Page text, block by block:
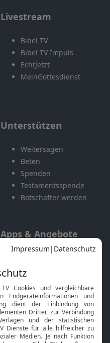
Livestream
Bibel TV
Bibel TV Impuls
EchtJetzt
MeinGottesdienst
Unterstützen
Weitersagen
Beten
Spenden
Testamentsspende
Botschafter werden
Apps & Angebote
Mobile App
Smart TV
HbbTV
Bibelthek Online-Bibel
Nächster Gottesdienst